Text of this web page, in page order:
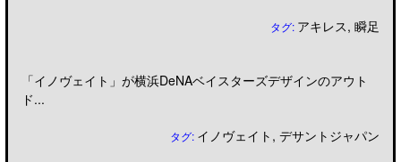
タグ: アキレス,瞬足
「イノヴェイト」が横浜DeNAベイスターズデザインのアウト
ド...
タグ: イノヴェイト ,デサントジャパン